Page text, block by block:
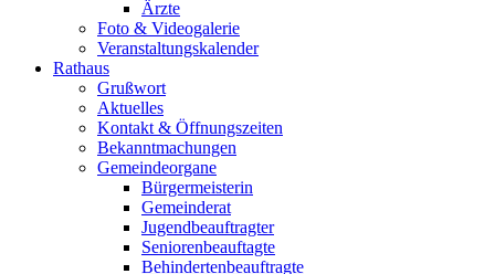
Ärzte
Foto & Videogalerie
Veranstaltungskalender
Rathaus
Grußwort
Aktuelles
Kontakt & Öffnungszeiten
Bekanntmachungen
Gemeindeorgane
Bürgermeisterin
Gemeinderat
Jugendbeauftragter
Seniorenbeauftagte
Behindertenbeauftragte